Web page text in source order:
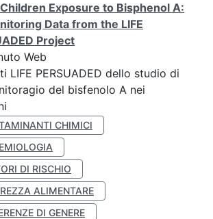
Exposure to Bisphenol A:
Data from the LIFE
Project
Web
LIFE PERSUADED dello studio di
del bisfenolo A nei
CHIMICI
DI RISCHIO
ALIMENTARE
DI GENERE